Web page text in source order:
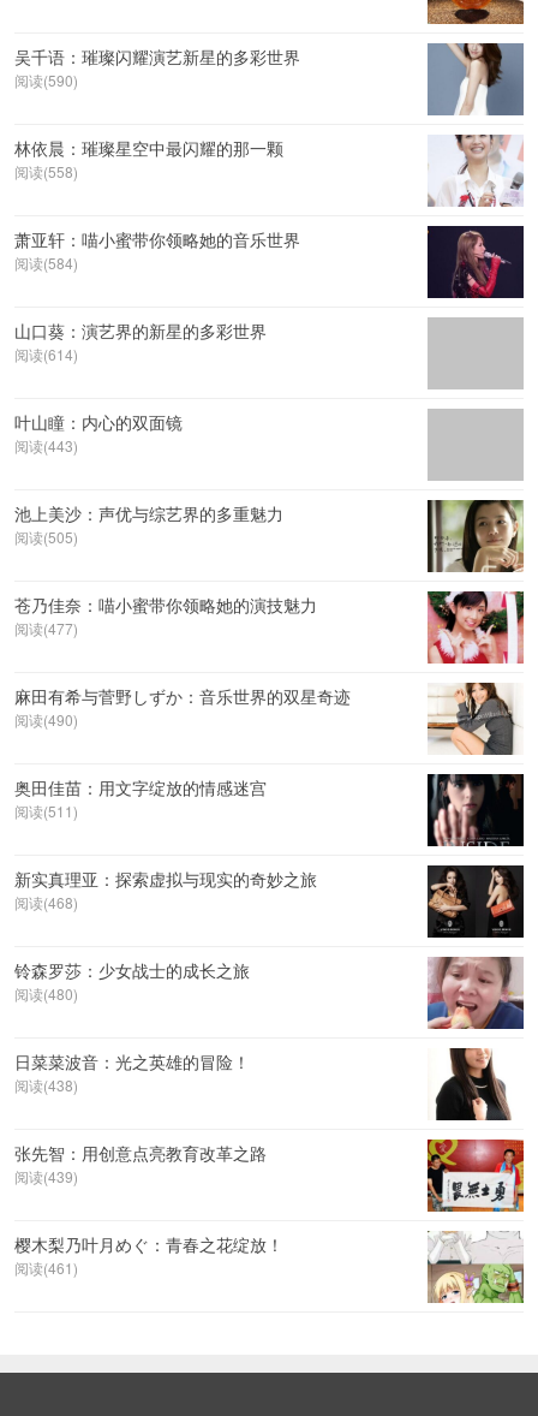
吴千语：璀璨闪耀演艺新星的多彩世界
阅读(590)
林依晨：璀璨星空中最闪耀的那一颗
阅读(558)
萧亚轩：喵小蜜带你领略她的音乐世界
阅读(584)
山口葵：演艺界的新星的多彩世界
阅读(614)
叶山瞳：内心的双面镜
阅读(443)
池上美沙：声优与综艺界的多重魅力
阅读(505)
苍乃佳奈：喵小蜜带你领略她的演技魅力
阅读(477)
麻田有希与菅野しずか：音乐世界的双星奇迹
阅读(490)
奥田佳苗：用文字绽放的情感迷宫
阅读(511)
新实真理亚：探索虚拟与现实的奇妙之旅
阅读(468)
铃森罗莎：少女战士的成长之旅
阅读(480)
日菜菜波音：光之英雄的冒险！
阅读(438)
张先智：用创意点亮教育改革之路
阅读(439)
樱木梨乃叶月めぐ：青春之花绽放！
阅读(461)